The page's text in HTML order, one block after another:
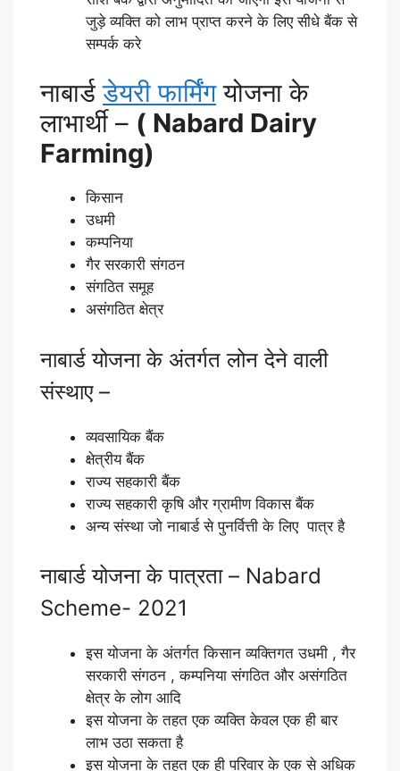
जुड़े व्यक्ति को लाभ प्राप्त करने के लिए सीधे बैंक से
सम्पर्क करे
नाबार्डडेयरी फार्मिंगयोजना के
लाभार्थी – ( Nabard Dairy
Farming)
किसान
उधमी
कम्पनिया
गैर सरकारी संगठन
संगठित समूह
असंगठित क्षेत्र
नाबार्ड योजना के अंतर्गत लोन देने वाली
संस्थाए –
व्यवसायिक बैंक
क्षेत्रीय बैंक
राज्य सहकारी बैंक
राज्य सहकारी कृषि और ग्रामीण विकास बैंक
अन्य संस्था जो नाबार्ड से पुनर्वित्ती के लिए पात्र है
नाबार्ड योजना के पात्रता – Nabard
Scheme- 2021
इस योजना के अंतर्गत किसान व्यक्तिगत उधमी , गैर
सरकारी संगठन , कम्पनिया संगठित और असंगठित
क्षेत्र के लोग आदि
इस योजना के तहत एक व्यक्ति केवल एक ही बार
लाभ उठा सकता है
इस योजना के तहत एक ही परिवार के एक से अधिक